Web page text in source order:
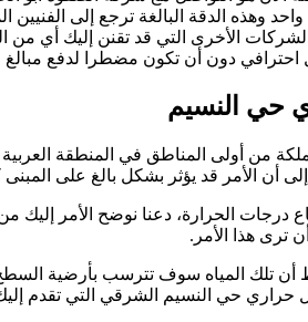
وهذه الدقة البالغة ترجع إلى الفنيين
الأخرى التي قد تقنن إليك أي من
دون أن تكون مضطرا لدفع مبالغ
حي النسيم
من أولى المناطق في المنطقة
أن الأمر قد يؤثر بشكل بالغ على المبنى
الحرارة، دعنا نوضح الأمر إليك
ترى هذا الأمر.
أن تلك المياه سوف تترسب بأرضية
حي النسيم الشرقي التي تقدم